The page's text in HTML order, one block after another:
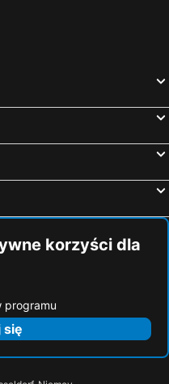
korzyści dla
programu
się